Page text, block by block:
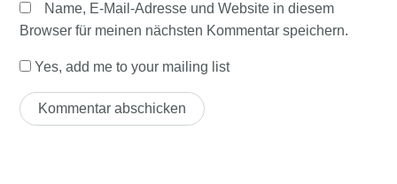
Name, E-Mail-Adresse und Website in diesem
Browser für meinen nächsten Kommentar speichern.
Yes, add me to your mailing list